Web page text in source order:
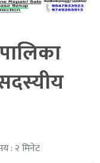
: २ मिनेट